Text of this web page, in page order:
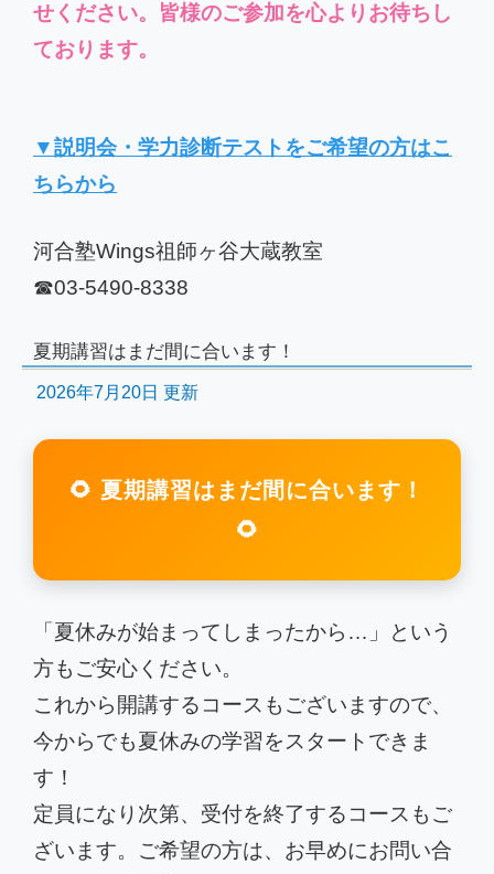
せください。皆様のご参加を心よりお待ちし
ております。
▼説明会・学力診断テストをご希望の方はこ
ちらから
河合塾Wings祖師ヶ谷大蔵教室
☎03-5490-8338
夏期講習はまだ間に合います！
2026年7月20日 更新
🌻 夏期講習はまだ間に合います！
🌻
「夏休みが始まってしまったから…」という
方もご安心ください。
これから開講するコースもございますので、
今からでも夏休みの学習をスタートできま
す！
定員になり次第、受付を終了するコースもご
ざいます。ご希望の方は、お早めにお問い合